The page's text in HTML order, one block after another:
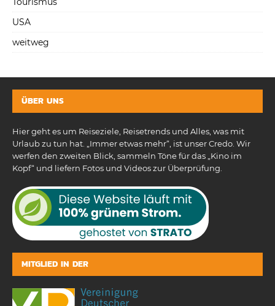
USA
weitweg
ÜBER UNS
Hier geht es um Reiseziele, Reisetrends und Alles, was mit
Urlaub zu tun hat. „Immer etwas mehr“, ist unser Credo. Wir
werfen den zweiten Blick, sammeln Töne für das „Kino im
Kopf“ und liefern Fotos und Videos zur Überprüfung.
MITGLIED IN DER